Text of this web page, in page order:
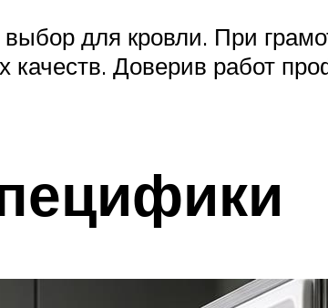
для кровли. При
качеств. Доверив работ